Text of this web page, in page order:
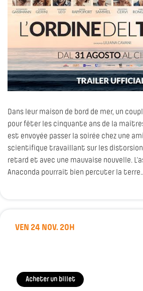
Dans leur maison de bord de mer, un
pour fêter les cinquante ans de la
est envoyée passer la soirée chez une
scientifique travaillant sur les
retard et avec une mauvaise nouvelle.
Anaconda pourrait bien percuter la
VEN 24 NOV. 20H
Acheter un billet